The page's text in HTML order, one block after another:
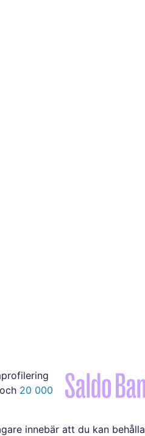
och 20 000
innebär att du kan behålla